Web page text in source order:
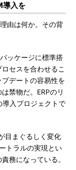
導入を
由は何か。その背
ッケージに標準搭
セスを合わせるこ
デートの容易性を
禁物だ。ERPのリ
入プロジェクトで
目まぐるしく変化
トラルの実現とい
務になっている。